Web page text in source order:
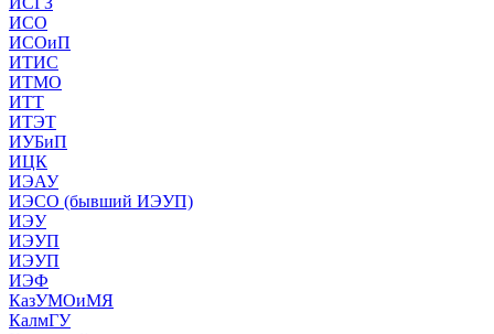
ИСО
ИСОиП
ИТИС
ИТМО
ИТТ
ИТЭТ
ИУБиП
ИЦК
ИЭАУ
ИЭСО (бывший ИЭУП)
ИЭУ
ИЭУП
ИЭУП
ИЭФ
КазУМОиМЯ
КалмГУ